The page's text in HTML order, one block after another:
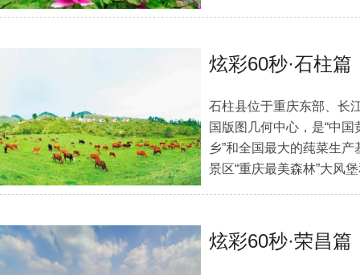
炫彩60秒·石柱篇
石柱县位于重庆东部、长
国版图几何中心，是“中国
乡”和全国最大的莼菜生
景区“重庆最美森林”大风
炫彩60秒·荣昌篇